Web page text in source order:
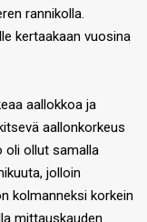
rannikolla.
kertaakaan vuosina
aallokkoa ja
aallonkorkeus
oli ollut samalla
jolloin
kolmanneksi korkein
mittauskauden